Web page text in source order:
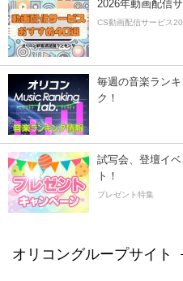
2026年動画配信
CS動画配信サービス
毎週の音楽ラン
ク！
試写会、登壇イ
ト！
プレゼント特集
オリコングループサイト